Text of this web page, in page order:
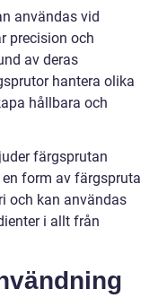
användas vid
precision och
av deras
hantera olika
hållbara och
färgsprutan
form av färgspruta
och kan användas
i allt från